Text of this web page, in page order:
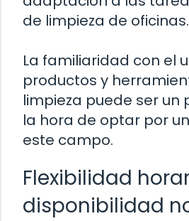
de limpieza de oficinas.
La familiaridad con el
productos y
limpieza puede ser un
la hora de optar por
este campo.
Flexibilidad
disponibilidad